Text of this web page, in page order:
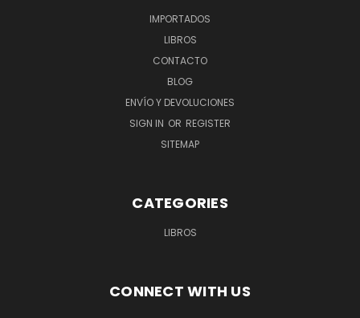
IMPORTADOS
LIBROS
CONTACTO
BLOG
ENVÍO Y DEVOLUCIONES
SIGN IN OR REGISTER
SITEMAP
CATEGORIES
LIBROS
CONNECT WITH US